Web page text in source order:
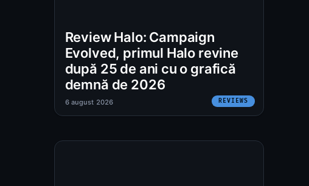
Review Halo: Campaign
Evolved, primul Halo revine
după 25 de ani cu o grafică
demnă de 2026
REVIEWS
6 august 2026